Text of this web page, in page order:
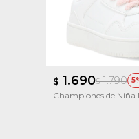
$ 1.690$ 1.790 5
Championes de Niña